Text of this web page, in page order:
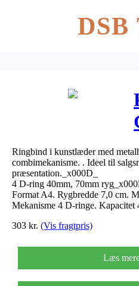
DSB
I
Ringbind i kunstlæder med
combimekanisme. . Ideel til
præsentation._x000D_
4 D-ring 40mm, 70mm
Format A4. Rygbredde 7,0 cm.
Mekanisme 4 D-ringe. Kapacitet
303 kr. (Vis fragtpris)
Læs